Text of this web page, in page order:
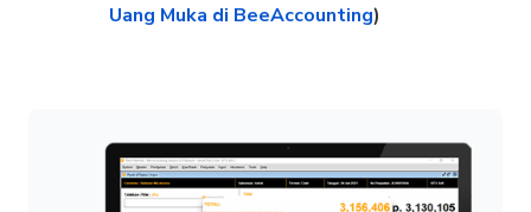
Uang Muka di BeeAccounting)